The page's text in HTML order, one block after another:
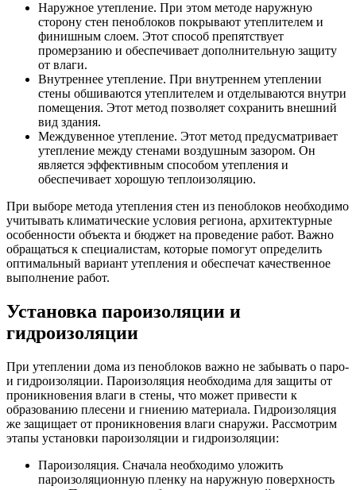
Наружное утепление. При этом методе наружную
сторону стен пеноблоков покрывают утеплителем и
финишным слоем. Этот способ препятствует
промерзанию и обеспечивает дополнительную защиту
от влаги.
Внутреннее утепление. При внутреннем утеплении
стены обшиваются утеплителем и отделываются внутри
помещения. Этот метод позволяет сохранить внешний
вид здания.
Междувенное утепление. Этот метод предусматривает
утепление между стенами воздушным зазором. Он
является эффективным способом утепления и
обеспечивает хорошую теплоизоляцию.
При выборе метода утепления стен из пеноблоков необходимо
учитывать климатические условия региона, архитектурные
особенности объекта и бюджет на проведение работ. Важно
обращаться к специалистам, которые помогут определить
оптимальный вариант утепления и обеспечат качественное
выполнение работ.
Установка пароизоляции и
гидроизоляции
При утеплении дома из пеноблоков важно не забывать о паро-
и гидроизоляции. Пароизоляция необходима для защиты от
проникновения влаги в стены, что может привести к
образованию плесени и гниению материала. Гидроизоляция
же защищает от проникновения влаги снаружи. Рассмотрим
этапы установки пароизоляции и гидроизоляции:
Пароизоляция. Сначала необходимо уложить
пароизоляционную пленку на наружную поверхность